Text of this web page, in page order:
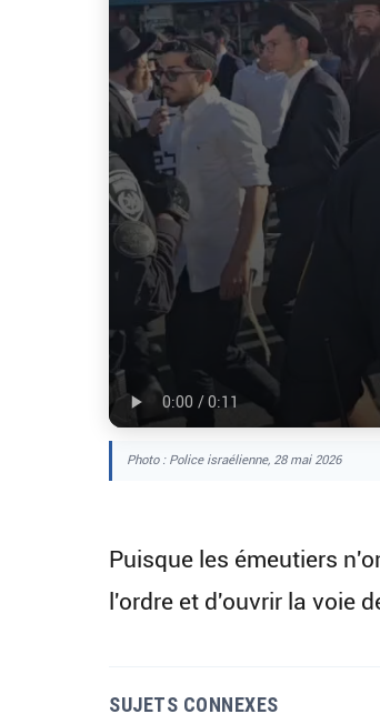
Photo : Police israélienne, 28 mai 2026
Puisque les émeutiers
l'ordre et d'ouvrir la voie
SUJETS CONNEXES